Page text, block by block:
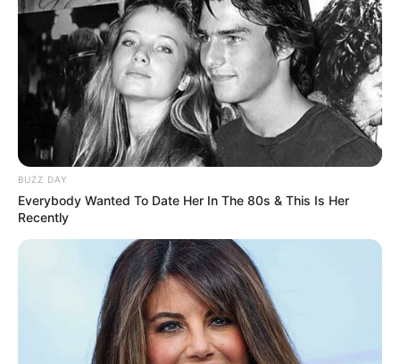
J.S.Bach-Haus Bad Hersfeld am Sa, 8.08. und So,
9.08.26. Sie präsentieren Werke von Chopin, Bach,
Moriccone, Horowitz und von georgischen
Komponisten. Veranstalter: Initiative Kammerton.eu
in Berlin in Kooperation mit dem Arbeitskreis für
Musik e.V. in Bad HEF. Eintritt frei - Spenden am
Ausgang für die Konzerte
Stadt/Ort: Bad Hersfeld
Beginn: 08.08.2026 19:00 Uhr
Ende: 08.08.2026 20:20 Uhr
Eintrittspreis: frei
Weitere Informationen:www.afm-hersfeld.de/event-
KAMMERTON-Konzerte
BUZZ DAY
Everybody Wanted To Date Her In The 80s & This Is Her
Recently